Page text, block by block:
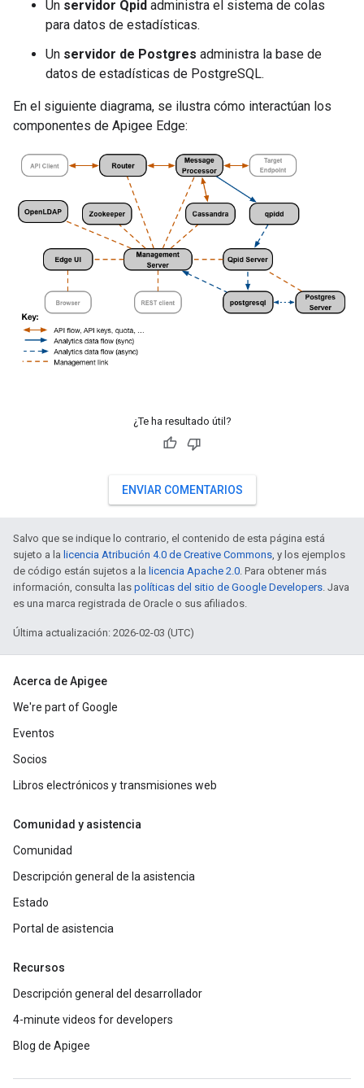
Un servidor Qpid administra el sistema de colas
para datos de estadísticas.
Un servidor de Postgres administra la base de
datos de estadísticas de PostgreSQL.
En el siguiente diagrama, se ilustra cómo interactúan los
componentes de Apigee Edge:
¿Te ha resultado útil?
ENVIAR COMENTARIOS
Salvo que se indique lo contrario, el contenido de esta página está
sujeto a la licencia Atribución 4.0 de Creative Commons, y los ejemplos
de código están sujetos a la licencia Apache 2.0. Para obtener más
información, consulta las políticas del sitio de Google Developers. Java
es una marca registrada de Oracle o sus afiliados.
Última actualización: 2026-02-03 (UTC)
Acerca de Apigee
We're part of Google
Eventos
Socios
Libros electrónicos y transmisiones web
Comunidad y asistencia
Comunidad
Descripción general de la asistencia
Estado
Portal de asistencia
Recursos
Descripción general del desarrollador
4-minute videos for developers
Blog de Apigee